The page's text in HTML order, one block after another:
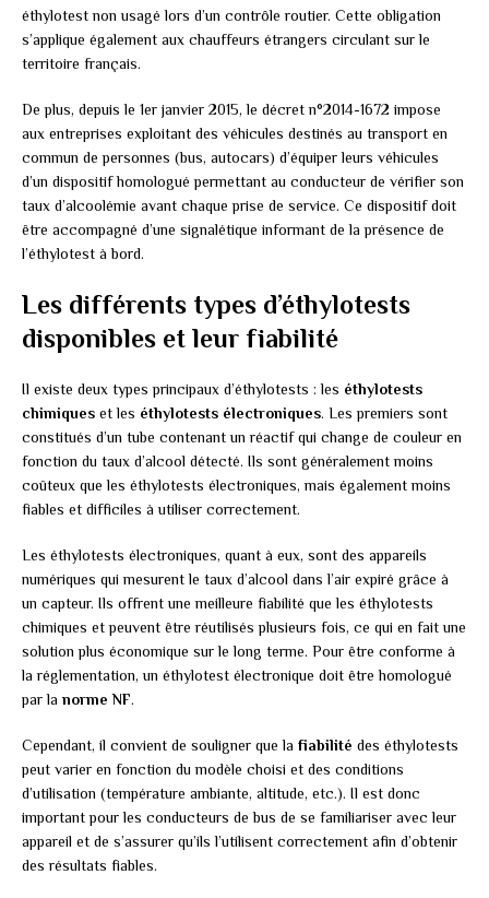
éthylotest non usagé lors d’un contrôle routier. Cette obligation
s’applique également aux chauffeurs étrangers circulant sur le
territoire français.
De plus, depuis le 1er janvier 2015, le décret n°2014-1672 impose
aux entreprises exploitant des véhicules destinés au transport en
commun de personnes (bus, autocars) d’équiper leurs véhicules
d’un dispositif homologué permettant au conducteur de vérifier son
taux d’alcoolémie avant chaque prise de service. Ce dispositif doit
être accompagné d’une signalétique informant de la présence de
l’éthylotest à bord.
Les différents types d’éthylotests
disponibles et leur fiabilité
Il existe deux types principaux d’éthylotests : les éthylotests
chimiques et les éthylotests électroniques. Les premiers sont
constitués d’un tube contenant un réactif qui change de couleur en
fonction du taux d’alcool détecté. Ils sont généralement moins
coûteux que les éthylotests électroniques, mais également moins
fiables et difficiles à utiliser correctement.
Les éthylotests électroniques, quant à eux, sont des appareils
numériques qui mesurent le taux d’alcool dans l’air expiré grâce à
un capteur. Ils offrent une meilleure fiabilité que les éthylotests
chimiques et peuvent être réutilisés plusieurs fois, ce qui en fait une
solution plus économique sur le long terme. Pour être conforme à
la réglementation, un éthylotest électronique doit être homologué
par la norme NF.
Cependant, il convient de souligner que la fiabilité des éthylotests
peut varier en fonction du modèle choisi et des conditions
d’utilisation (température ambiante, altitude, etc.). Il est donc
important pour les conducteurs de bus de se familiariser avec leur
appareil et de s’assurer qu’ils l’utilisent correctement afin d’obtenir
des résultats fiables.